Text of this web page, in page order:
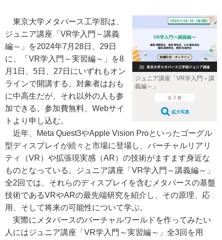
ジュニア講座「VR学入門～講
義編～」
全 2 枚
拡大写真
東京大学メタバース工学部は、
ジュニア講座「VR学入門～講義
編～」を2024年7月28日、29日
に、「VR学入門～実習編～」を8
月1日、5日、27日にいずれもオン
ラインで開講する。対象者はおも
に中高生だが、それ以外の人も参
加できる。参加費無料、Webサイ
トより申し込む。
近年、Meta Quest3やApple Vision Proといったゴーグル
型ディスプレイが続々と市場に登場し、バーチャルリアリ
ティ（VR）や拡張現実感（AR）の技術がますます身近な
ものとなっている。ジュニア講座「VR学入門～講義編～」
全2回では、それらのディスプレイを含むメタバースの基盤
技術であるVRやARの最先端研究を紹介し、その原理、応
用、そして将来の可能性について学ぶ。
実際にメタバースのバーチャルワールドを作ってみたい
人にはジュニア講座「VR学入門～実習編～」全3回を用